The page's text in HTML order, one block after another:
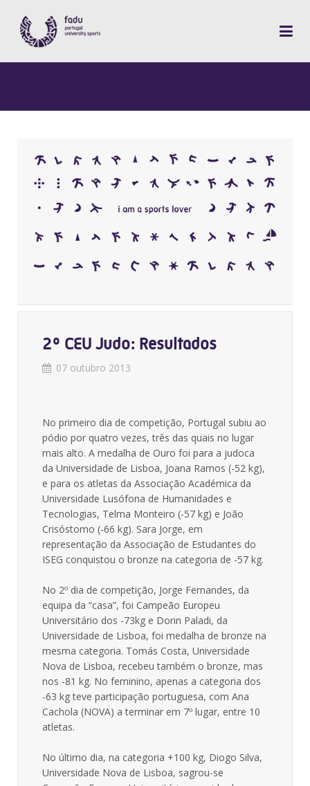
2º CEU Judo: Resultados
07 outubro 2013
No primeiro dia de competição, Portugal subiu ao
pódio por quatro vezes, três das quais no lugar
mais alto. A medalha de Ouro foi para a judoca
da Universidade de Lisboa, Joana Ramos (-52 kg),
e para os atletas da Associação Académica da
Universidade Lusófona de Humanidades e
Tecnologias, Telma Monteiro (-57 kg) e João
Crisóstomo (-66 kg). Sara Jorge, em
representação da Associação de Estudantes do
ISEG conquistou o bronze na categoria de -57 kg.
No 2º dia de competição, Jorge Fernandes, da
equipa da “casa”, foi Campeão Europeu
Universitário dos -73kg e Dorin Paladi, da
Universidade de Lisboa, foi medalha de bronze na
mesma categoria. Tomás Costa, Universidade
Nova de Lisboa, recebeu também o bronze, mas
nos -81 kg. No feminino, apenas a categoria dos
-63 kg teve participação portuguesa, com Ana
Cachola (NOVA) a terminar em 7º lugar, entre 10
atletas.
No último dia, na categoria +100 kg, Diogo Silva,
Universidade Nova de Lisboa, sagrou-se